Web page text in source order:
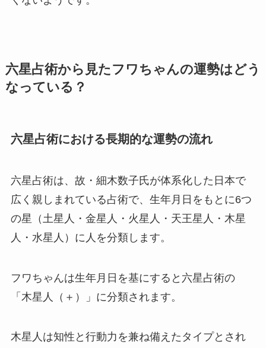
六星占術から見たフワちゃんの運勢はどう
なっている？
六星占術における長期的な運勢の流れ
六星占術は、故・細木数子氏が体系化した日本で
広く親しまれている占術で、生年月日をもとに6つ
の星（土星人・金星人・火星人・天王星人・木星
人・水星人）に人を分類します。
フワちゃんは生年月日を基にすると六星占術の
「木星人（＋）」に分類されます。
木星人は知性と行動力を兼ね備えたタイプとされ